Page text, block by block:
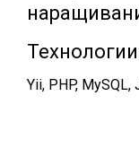
Yii, PHP, MySQL,